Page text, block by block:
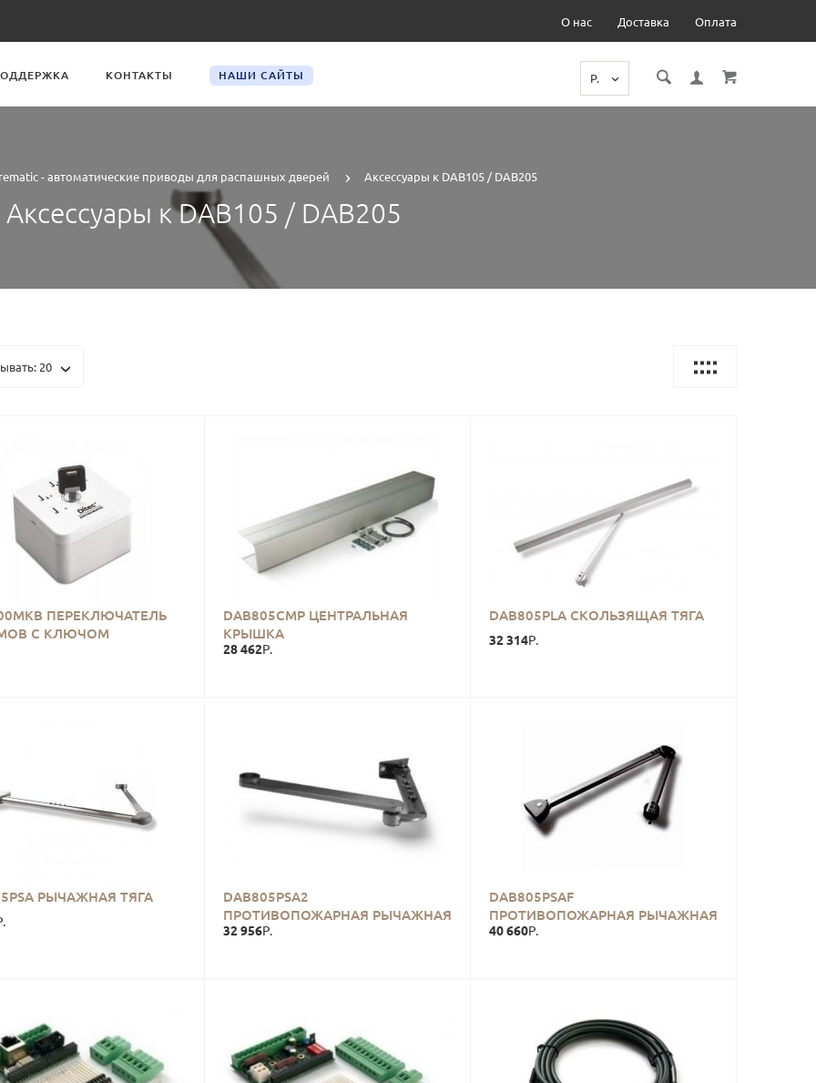
О нас Доставка Оплата
КОНТАКТЫ НАШИ САЙТЫ Р.
- автоматические приводы для распашных дверей Аксессуары к DAB105 / DAB205
Аксессуары к DAB105 / DAB205
20
ПЕРЕКЛЮЧАТЕЛЬ
С КЛЮЧОМ
DAB805CMP ЦЕНТРАЛЬНАЯ
КРЫШКА
28 462 Р.
DAB805PLA СКОЛЬЗЯЩАЯ ТЯГА
32 314Р.
РЫЧАЖНАЯ ТЯГА
DAB805PSA2
ПРОТИВОПОЖАРНАЯ РЫЧАЖНАЯ
ТЯГА
32 956Р.
DAB805PSAF
ПРОТИВОПОЖАРНАЯ РЫЧАЖНАЯ
ТЯГА
40 660Р.